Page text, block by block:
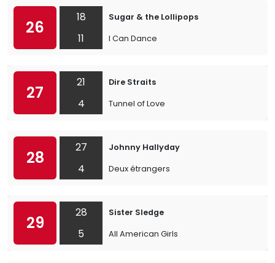
26
18
11
Sugar & the Lollipops
I Can Dance
27
21
4
Dire Straits
Tunnel of Love
28
27
4
Johnny Hallyday
Deux étrangers
29
28
5
Sister Sledge
All American Girls